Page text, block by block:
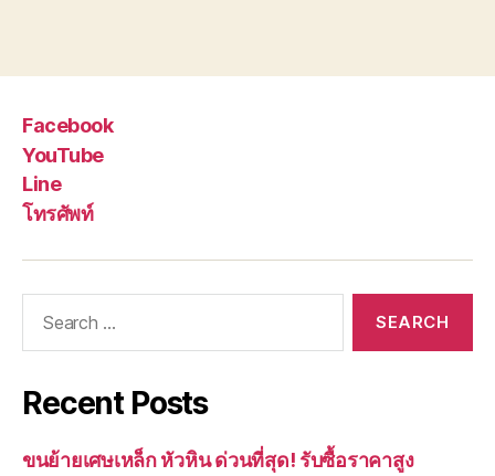
Facebook
YouTube
Line
โทรศัพท์
Recent Posts
ขนย้ายเศษเหล็ก หัวหิน ด่วนที่สุด! รับซื้อราคาสูง